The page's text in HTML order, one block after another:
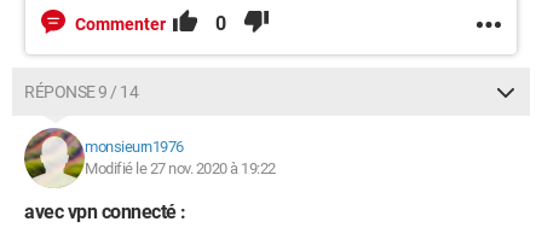
Commenter 0
RÉPONSE 9 / 14
monsieurn1976
Modifié le 27 nov. 2020 à 19:22
avec vpn connecté :